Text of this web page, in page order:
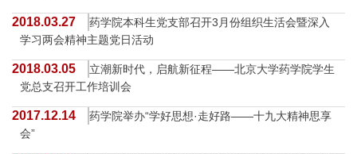
2018.03.27
药学院本科生党支部召开3月份组织生活会暨深入
学习两会精神主题党日活动
2018.03.05
立潮新时代，启航新征程——北京大学药学院学生
党总支召开工作培训会
2017.12.14
药学院举办“学好思想·走好路——十九大精神思享
会”